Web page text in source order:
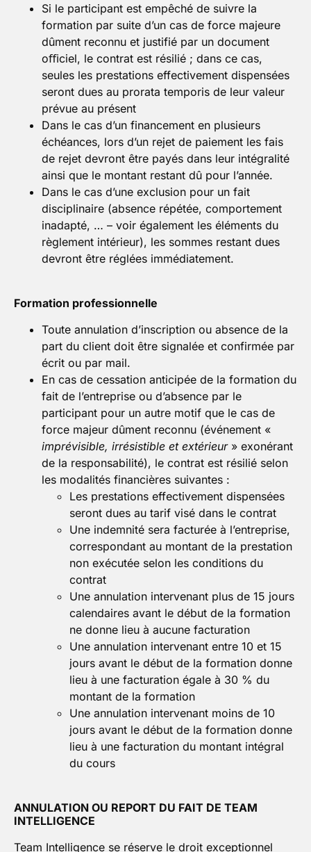
Si le participant est empêché de suivre la
formation par suite d’un cas de force majeure
dûment reconnu et justifié par un document
oﬃciel, le contrat est résilié ; dans ce cas,
seules les prestations effectivement dispensées
seront dues au prorata temporis de leur valeur
prévue au présent
Dans le cas d’un financement en plusieurs
échéances, lors d’un rejet de paiement les fais
de rejet devront être payés dans leur intégralité
ainsi que le montant restant dû pour l’année.
Dans le cas d’une exclusion pour un fait
disciplinaire (absence répétée, comportement
inadapté, … – voir également les éléments du
règlement intérieur), les sommes restant dues
devront être réglées immédiatement.
Formation professionnelle
Toute annulation d’inscription ou absence de la
part du client doit être signalée et confirmée par
écrit ou par mail.
En cas de cessation anticipée de la formation du
fait de l’entreprise ou d’absence par le
participant pour un autre motif que le cas de
force majeur dûment reconnu (événement «
imprévisible, irrésistible et extérieur » exonérant
de la responsabilité), le contrat est résilié selon
les modalités financières suivantes :
Les prestations effectivement dispensées
seront dues au tarif visé dans le contrat
Une indemnité sera facturée à l’entreprise,
correspondant au montant de la prestation
non exécutée selon les conditions du
contrat
Une annulation intervenant plus de 15 jours
calendaires avant le début de la formation
ne donne lieu à aucune facturation
Une annulation intervenant entre 10 et 15
jours avant le début de la formation donne
lieu à une facturation égale à 30 % du
montant de la formation
Une annulation intervenant moins de 10
jours avant le début de la formation donne
lieu à une facturation du montant intégral
du cours
ANNULATION OU REPORT DU FAIT DE TEAM
INTELLIGENCE
Team Intelligence se réserve le droit exceptionnel